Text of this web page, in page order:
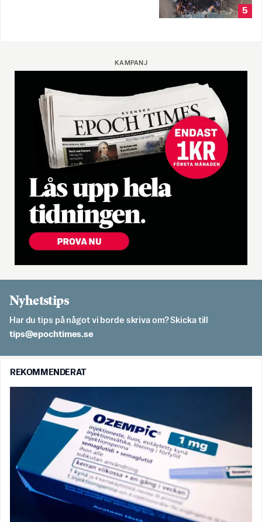
5
KAMPANJ
Nyhetstips
Har du tips på något vi borde skriva om? Skicka till
es.semithcope@spit
REKOMMENDERAT